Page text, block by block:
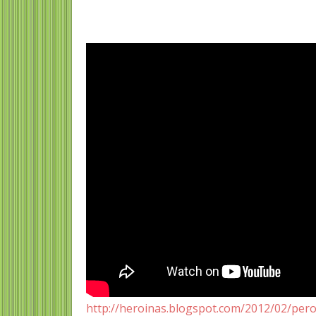
http://heroinas.blogspot.com/2012/02/